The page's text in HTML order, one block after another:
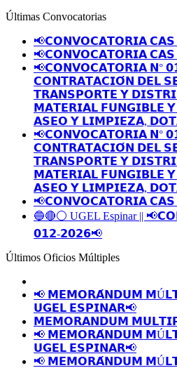
Últimas Convocatorias
📢𝗖𝗢𝗡𝗩𝗢𝗖𝗔𝗧𝗢𝗥𝗜𝗔 𝗖𝗔𝗦
📢𝗖𝗢𝗡𝗩𝗢𝗖𝗔𝗧𝗢𝗥𝗜𝗔 𝗖𝗔𝗦
📢𝗖𝗢𝗡𝗩𝗢𝗖𝗔𝗧𝗢𝗥𝗜𝗔 𝗡°
𝗖𝗢𝗡𝗧𝗥𝗔𝗧𝗔𝗖𝗜𝗢́𝗡 𝗗𝗘𝗟
𝗧𝗥𝗔𝗡𝗦𝗣𝗢𝗥𝗧𝗘 𝗬
𝗠𝗔𝗧𝗘𝗥𝗜𝗔𝗟 𝗙𝗨𝗡𝗚𝗜𝗕𝗟𝗘
𝗔𝗦𝗘𝗢 𝗬 𝗟𝗜𝗠𝗣𝗜𝗘𝗭𝗔,
📢𝗖𝗢𝗡𝗩𝗢𝗖𝗔𝗧𝗢𝗥𝗜𝗔 𝗡°
𝗖𝗢𝗡𝗧𝗥𝗔𝗧𝗔𝗖𝗜𝗢́𝗡 𝗗𝗘𝗟
𝗧𝗥𝗔𝗡𝗦𝗣𝗢𝗥𝗧𝗘 𝗬
𝗠𝗔𝗧𝗘𝗥𝗜𝗔𝗟 𝗙𝗨𝗡𝗚𝗜𝗕𝗟𝗘
𝗔𝗦𝗘𝗢 𝗬 𝗟𝗜𝗠𝗣𝗜𝗘𝗭𝗔,
📢𝗖𝗢𝗡𝗩𝗢𝗖𝗔𝗧𝗢𝗥𝗜𝗔 𝗖𝗔𝗦
🔵🔴⚪️ UGEL Espinar ||
𝟬𝟭𝟮-𝟮𝟬𝟮𝟲📢
Últimos Oficios Múltiples
📢 𝗠𝗘𝗠𝗢𝗥𝗔́𝗡𝗗𝗨𝗠
𝗨𝗚𝗘𝗟 𝗘𝗦𝗣𝗜𝗡𝗔𝗥📢
𝗠𝗘𝗠𝗢𝗥𝗔𝗡𝗗𝗨𝗠
📢 𝗠𝗘𝗠𝗢𝗥𝗔́𝗡𝗗𝗨𝗠
𝗨𝗚𝗘𝗟 𝗘𝗦𝗣𝗜𝗡𝗔𝗥📢
📢 𝗠𝗘𝗠𝗢𝗥𝗔́𝗡𝗗𝗨𝗠